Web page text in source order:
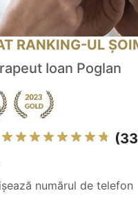
RANKING-UL
Ioan Poglan
numărul de telefon